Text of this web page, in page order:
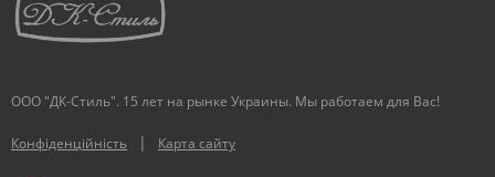
ООО "ДК-Стиль". 15 лет на рынке Украины. Мы работаем для Вас!
Конфіденційність | Карта сайту